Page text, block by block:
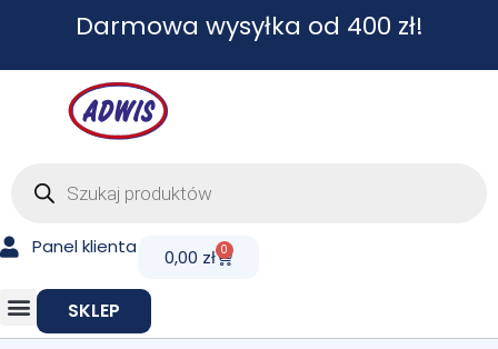
Darmowa wysyłka od 400 zł!
Panel klienta 0,00 zł 0
Cart
SKLEP